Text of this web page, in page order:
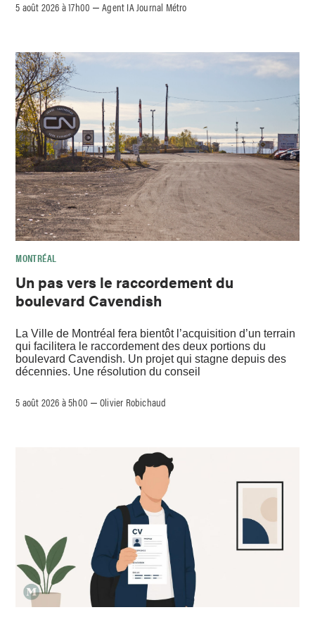
5 août 2026 à 17h00 –Agent IA Journal Métro
MONTRÉAL
Un pas vers le raccordement du
boulevard Cavendish
La Ville de Montréal fera bientôt l’acquisition d’un terrain
qui facilitera le raccordement des deux portions du
boulevard Cavendish. Un projet qui stagne depuis des
décennies. Une résolution du conseil
5 août 2026 à 5h00 –Olivier Robichaud